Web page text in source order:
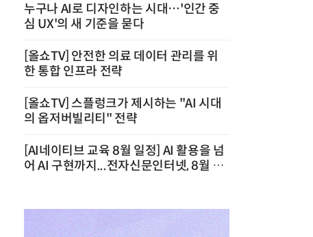
누구나 AI로 디자인하는 시대…'인간 중
심 UX'의 새 기준을 묻다
[올쇼TV] 안전한 의료 데이터 관리를 위
한 통합 인프라 전략
[올쇼TV] 스플렁크가 제시하는 "AI 시대
의 옵저버빌리티" 전략
[AI네이티브 교육 8월 일정] AI 활용을 넘
어 AI 구현까지...전자신문인터넷, 8월 실